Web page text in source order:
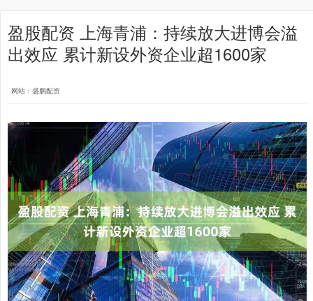
盈股配资 上海青浦：持续放大进博会溢
出效应 累计新设外资企业超1600家
网站：盛鹏配资